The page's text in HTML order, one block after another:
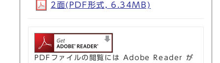
2面(PDF形式, 6.34MB)
PDFファイルの閲覧には Adobe Reader が